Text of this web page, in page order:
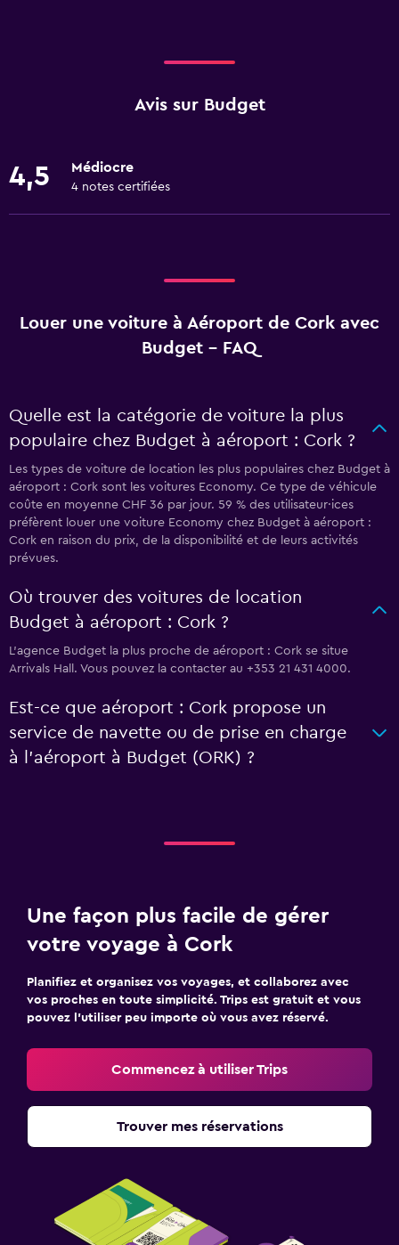
Avis sur Budget
4,5 Médiocre
4 notes certifiées
Louer une voiture à Aéroport de Cork avec
Budget - FAQ
Quelle est la catégorie de voiture la plus
populaire chez Budget à aéroport : Cork ?
Les types de voiture de location les plus populaires chez Budget à
aéroport : Cork sont les voitures Economy. Ce type de véhicule
coûte en moyenne CHF 36 par jour. 59 % des utilisateur·ices
préfèrent louer une voiture Economy chez Budget à aéroport :
Cork en raison du prix, de la disponibilité et de leurs activités
prévues.
Où trouver des voitures de location
Budget à aéroport : Cork ?
L’agence Budget la plus proche de aéroport : Cork se situe
Arrivals Hall. Vous pouvez la contacter au +353 21 431 4000.
Est-ce que aéroport : Cork propose un
service de navette ou de prise en charge
à l’aéroport à Budget (ORK) ?
Une façon plus facile de gérer
votre voyage à Cork
Planifiez et organisez vos voyages, et collaborez avec
vos proches en toute simplicité. Trips est gratuit et vous
pouvez l’utiliser peu importe où vous avez réservé.
Commencez à utiliser Trips
Trouver mes réservations